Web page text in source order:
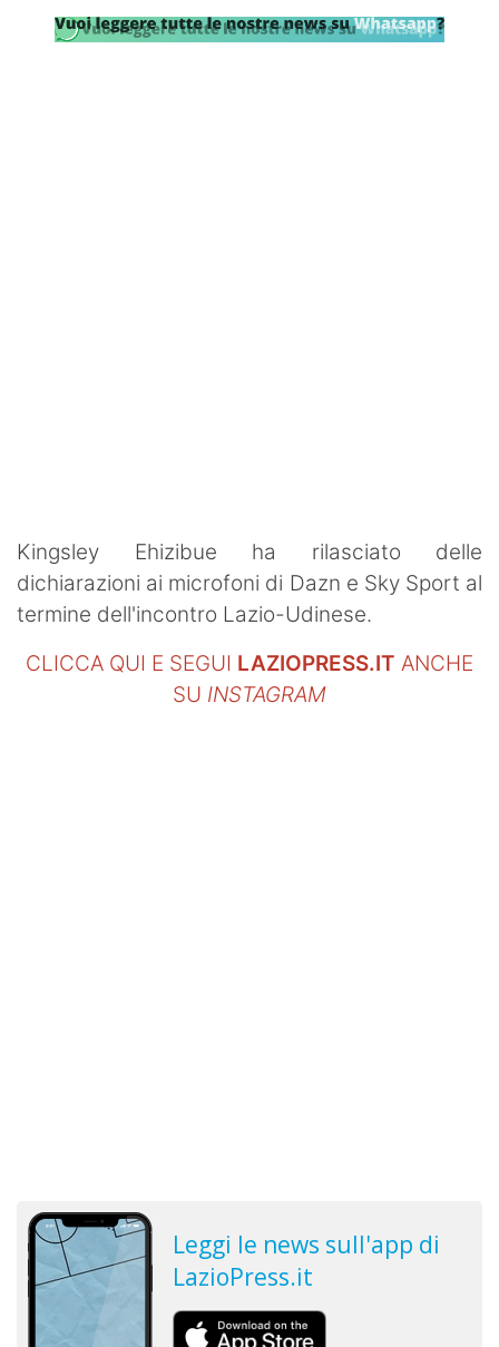
SHOP LAZIO
Kingsley Ehizibue ha rilasciato delle
dichiarazioni ai microfoni di Dazn e Sky Sport al
termine dell'incontro Lazio-Udinese.
CLICCA QUI E SEGUI LAZIOPRESS.IT ANCHE
SU INSTAGRAM